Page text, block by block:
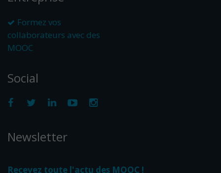
Formez vos
collaborateurs avec des
MOOC
Social
Newsletter
Recevez toute l'actu des MOOC !